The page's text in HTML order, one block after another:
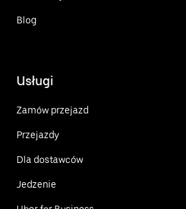
Blog
Usługi
Zamów przejazd
Przejazdy
Dla dostawców
Jedzenie